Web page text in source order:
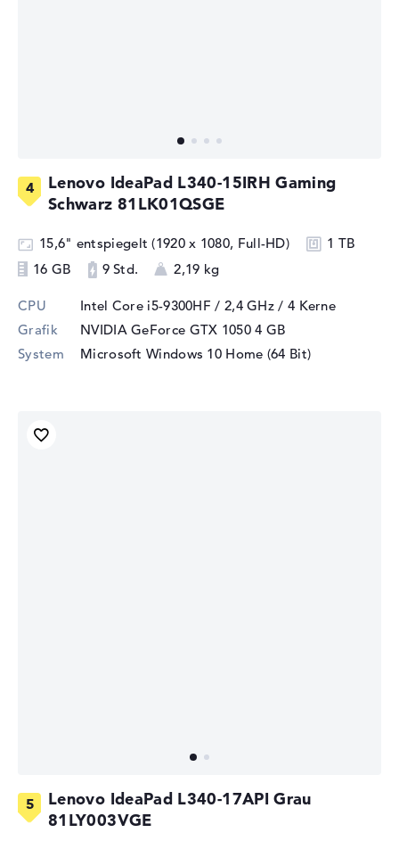
Lenovo IdeaPad L340-15IRH Gaming
Schwarz 81LK01QSGE
15,6" entspiegelt (1920 x 1080, Full-HD)
1 TB
16 GB
9 Std. 2,19 kg
CPU Intel Core i5-9300HF / 2,4 GHz / 4 Kerne
Grafik
NVIDIA GeForce GTX 10504 GB
System
Microsoft Windows 10 Home (64 Bit)
Lenovo IdeaPad L340-17API Grau
81LY003VGE